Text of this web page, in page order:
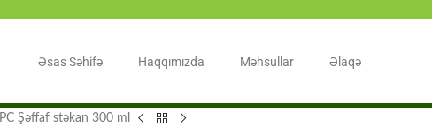
Əsas Səhifə Haqqımızda Məhsullar Əlaqə
PC Şəffaf stəkan 300 ml